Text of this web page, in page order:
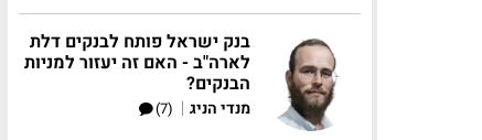
בנק ישראל פותח לבנקים דלת
לארה"ב - האם זה יעזור למניות
הבנקים?
מנדי הניג |
(7)